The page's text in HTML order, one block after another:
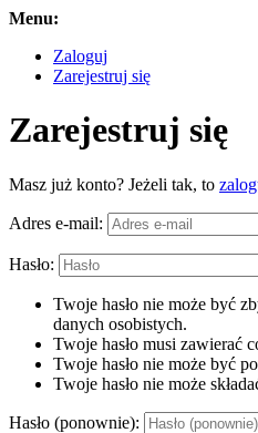
Menu:
Zaloguj
Zarejestruj się
Zarejestruj się
Masz już konto? Jeżeli tak, to
Adres e-mail:
Hasło:
Twoje hasło nie może być
danych osobistych.
Twoje hasło musi zawierać
Twoje hasło nie może być
Twoje hasło nie może
Hasło (ponownie):